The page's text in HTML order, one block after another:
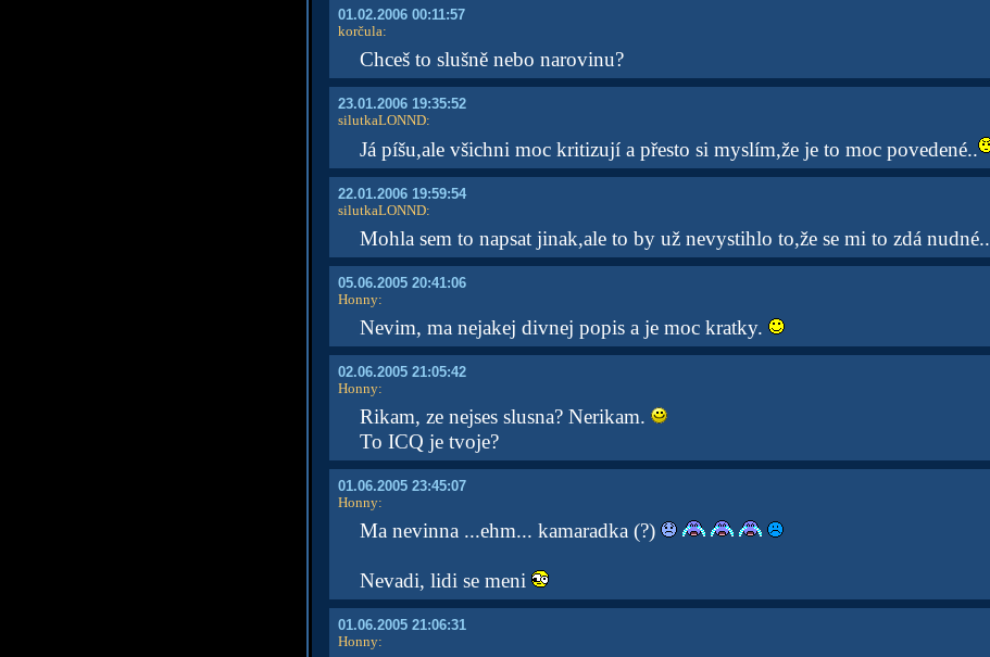
01.02.2006 00:11:57
korčula:
Chceš to slušně nebo narovinu?
23.01.2006 19:35:52
silutkaLONND:
Já píšu,ale všichni moc kritizují a přesto si myslím,že je to moc povedené..
22.01.2006 19:59:54
silutkaLONND:
Mohla sem to napsat jinak,ale to by už nevystihlo to,že se mi to zdá nudné..
05.06.2005 20:41:06
Honny:
Nevim, ma nejakej divnej popis a je moc kratky.
02.06.2005 21:05:42
Honny:
Rikam, ze nejses slusna? Nerikam.
To ICQ je tvoje?
01.06.2005 23:45:07
Honny:
Ma nevinna ...ehm... kamaradka (?)
Nevadi, lidi se meni
01.06.2005 21:06:31
Honny: